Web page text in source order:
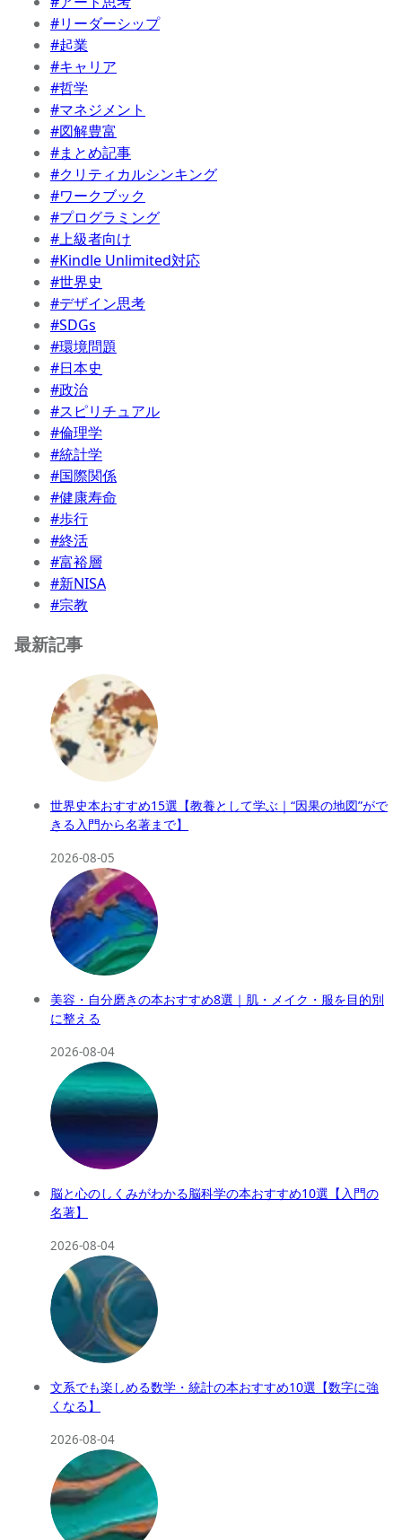
#リーダーシップ
#起業
#キャリア
#哲学
#マネジメント
#図解豊富
#まとめ記事
#クリティカルシンキング
#ワークブック
#プログラミング
#上級者向け
#Kindle Unlimited対応
#世界史
#デザイン思考
#SDGs
#環境問題
#日本史
#政治
#スピリチュアル
#倫理学
#統計学
#国際関係
#健康寿命
#歩行
#終活
#富裕層
#新NISA
#宗教
最新記事
世界史本おすすめ15選【教養として学ぶ｜“因果の地図”がで
きる入門から名著まで】
2026-08-05
美容・自分磨きの本おすすめ8選｜肌・メイク・服を目的別
に整える
2026-08-04
脳と心のしくみがわかる脳科学の本おすすめ10選【入門の
名著】
2026-08-04
文系でも楽しめる数学・統計の本おすすめ10選【数字に強
くなる】
2026-08-04